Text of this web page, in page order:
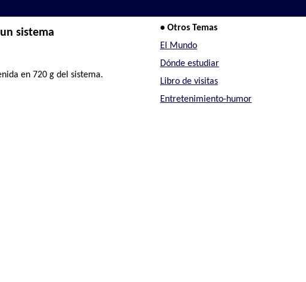
sistema
en 720 g del sistema.
• Otros Temas
El Mundo
Dónde estudiar
Libro de visitas
Entretenimiento-humor